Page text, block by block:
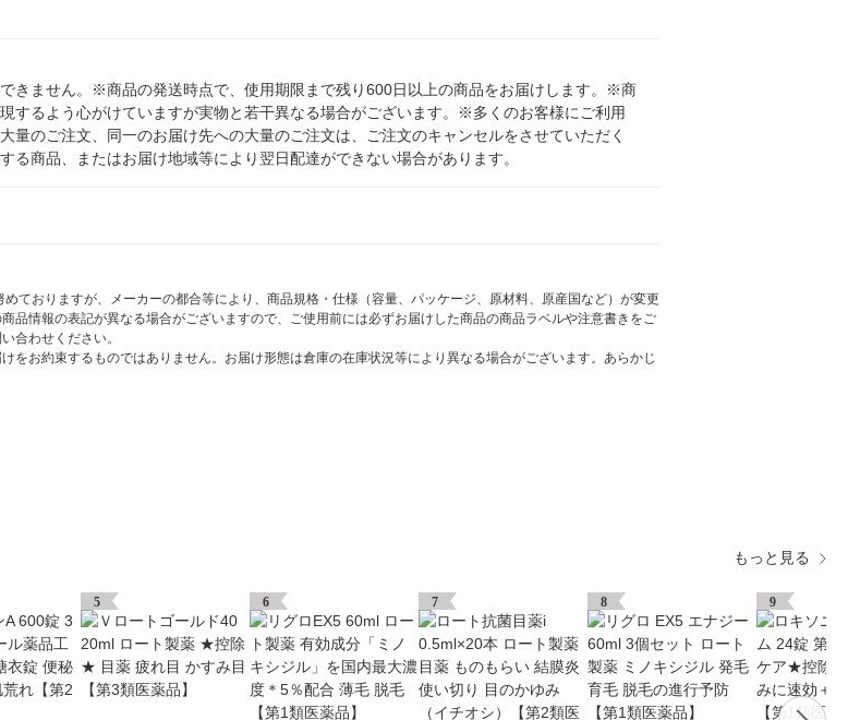
きません。※商品の発送時点で、使用期限まで残り600日以上の商品をお届けします。※商
するよう心がけていますが実物と若干異なる場合がございます。※多くのお客様にご利用
量のご注文、同一のお届け先への大量のご注文は、ご注文のキャンセルをさせていただく
商品、またはお届け地域等により翌日配達ができない場合があります。
ておりますが、メーカーの都合等により、商品規格・仕様（容量、パッケージ、原材料、原産国など）が変更
品情報の表記が異なる場合がございますので、ご使用前には必ずお届けした商品の商品ラベルや注意書きをご
合わせください。
をお約束するものではありません。お届け形態は倉庫の在庫状況等により異なる場合がございます。あらかじ
もっと見る
5 6 7 8 9